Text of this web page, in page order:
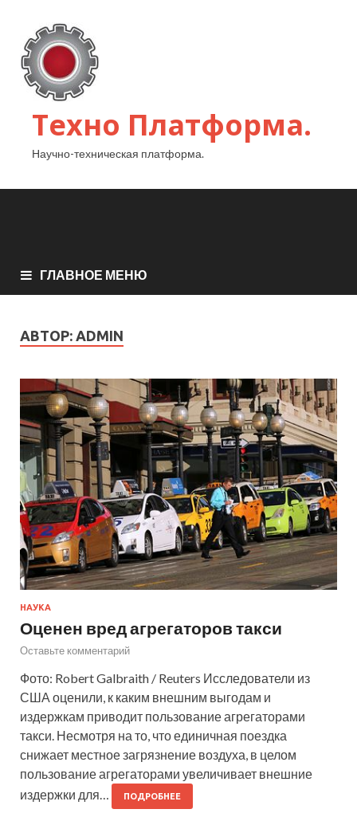
Техно Платформа.
Научно-техническая платформа.
ГЛАВНОЕ МЕНЮ
АВТОР: ADMIN
НАУКА
Оценен вред агрегаторов такси
Оставьте комментарий
Фото: Robert Galbraith / Reuters Исследователи из
США оценили, к каким внешним выгодам и
издержкам приводит пользование агрегаторами
такси. Несмотря на то, что единичная поездка
снижает местное загрязнение воздуха, в целом
пользование агрегаторами увеличивает внешние
издержки для…
ПОДРОБНЕЕ